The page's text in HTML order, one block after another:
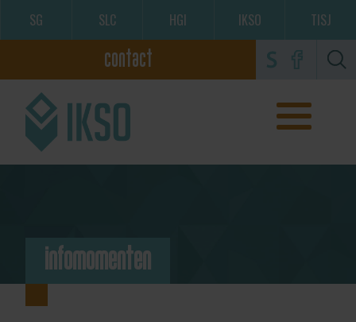
SG SLC HGI IKSO TISJ
contact
infomomenten